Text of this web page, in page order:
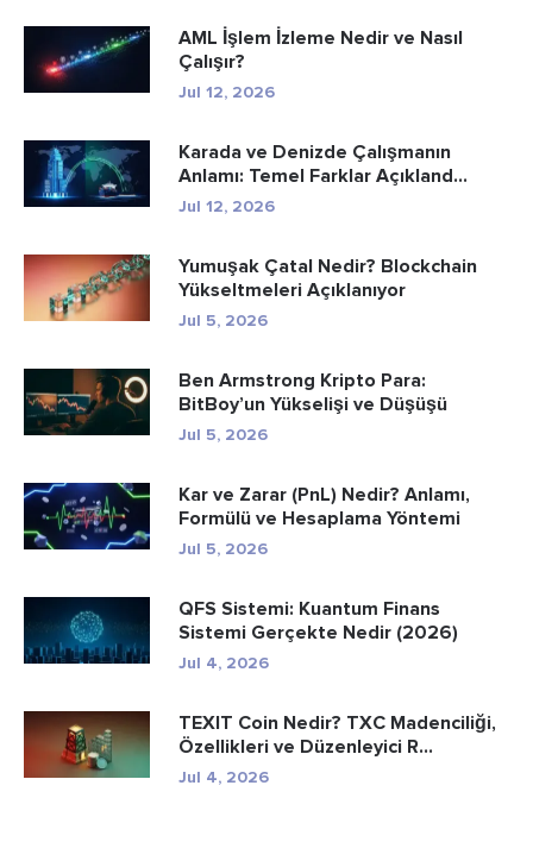
AML İşlem İzleme Nedir ve Nasıl
Çalışır?
Jul 12, 2026
Karada ve Denizde Çalışmanın
Anlamı: Temel Farklar Açıkland...
Jul 12, 2026
Yumuşak Çatal Nedir? Blockchain
Yükseltmeleri Açıklanıyor
Jul 5, 2026
Ben Armstrong Kripto Para:
BitBoy’un Yükselişi ve Düşüşü
Jul 5, 2026
Kar ve Zarar (PnL) Nedir? Anlamı,
Formülü ve Hesaplama Yöntemi
Jul 5, 2026
QFS Sistemi: Kuantum Finans
Sistemi Gerçekte Nedir (2026)
Jul 4, 2026
TEXIT Coin Nedir? TXC Madenciliği,
Özellikleri ve Düzenleyici R...
Jul 4, 2026